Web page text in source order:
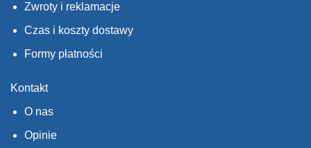
Zwroty i reklamacje
Czas i koszty dostawy
Formy płatności
Kontakt
O nas
Opinie